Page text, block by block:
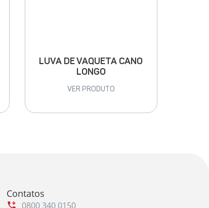
LUVA DE VAQUETA CANO
LONGO
VER PRODUTO
Contatos
0800 340 0150